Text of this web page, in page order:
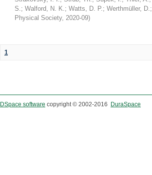
S.; Walford, N. K.; Watts, D. P.; Werthmüller, D.;
Physical Society, 2020-09)
1
DSpace software copyright © 2002-2016 DuraSpace